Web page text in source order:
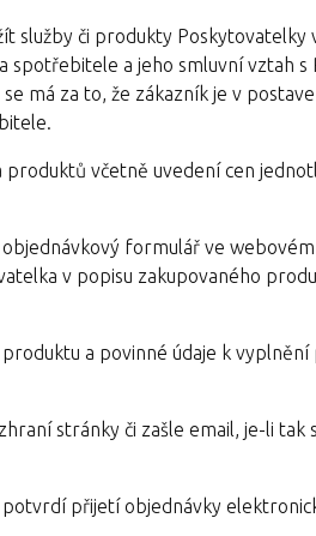
služby či produkty Poskytovatelky
spotřebitele a jeho smluvní vztah s
má za to, že zákazník je v
včetně uvedení cen
formulář ve
v popisu zakupovaného
a povinné údaje k
stránky či zašle email, je-li tak
přijetí objednávky